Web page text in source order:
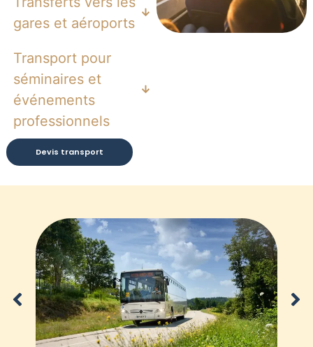
gares et aéroports
Transport pour
séminaires et
événements
professionnels
Devis transport